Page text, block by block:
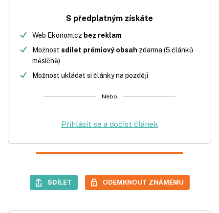
S předplatným získáte
Web Ekonom.cz bez reklam
Možnost sdílet prémiový obsah zdarma (5 článků
měsíčně)
Možnost ukládat si články na později
Nebo
Přihlásit se a dočíst článek
SDÍLET ODEMKNOUT ZNÁMÉMU